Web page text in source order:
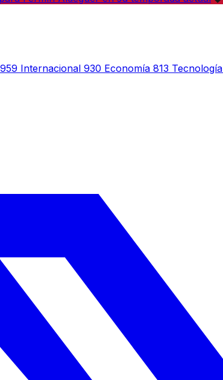
959 Internacional 930 Economía 813 Tecnología